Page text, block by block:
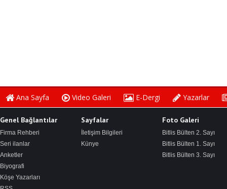
Ana Sayfa Video Galeri E-Dergi Yazarlar
Genel Bağlantılar
Firma Rehberi
Seri ilanlar
Anketler
Biyografi
Köşe Yazarları
Sayfalar
İletişim Bilgileri
Künye
Foto Galeri
Bitlis Bülten 2. Sayı
Bitlis Bülten 1. Sayı
Bitlis Bülten 3. Sayı